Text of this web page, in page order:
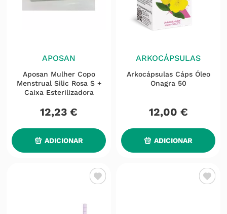
APOSAN
Aposan Mulher Copo
Menstrual Silic Rosa S +
Caixa Esterilizadora
12,23 €
ADICIONAR
ARKOCÁPSULAS
Arkocápsulas Cáps Óleo
Onagra 50
12,00 €
ADICIONAR